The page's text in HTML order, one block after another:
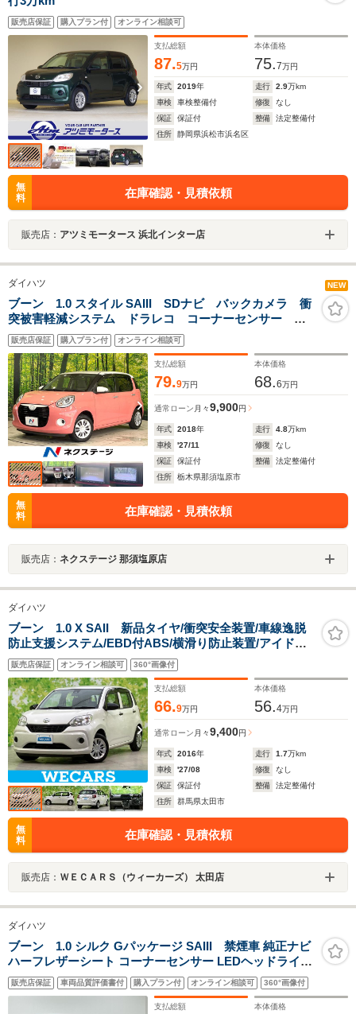
販売店保証 購入プラン付 オンライン相談可
支払総額
87.5万円
本体価格
75.7万円
年式 2019年 走行 2.9万km
車検
車検整備付 修復
なし
保証
保証付 整備
法定整備付
住所
静岡県浜松市浜名区
無
料
在庫確認・見積依頼
販売店： アツミモータース 浜北インター店
ダイハツ NEW
ブーン 1.0 スタイル SAIII SDナビ バックカメラ 衝
突被害軽減システム ドラレコ コーナーセンサー ス
マートキー LEDヘッド オートハイビーム オートラ
イト オートエアコン Bluetooth CD 地デジ
販売店保証 購入プラン付 オンライン相談可
支払総額
79.9万円
本体価格
68.6万円
通常ローン 月々9,900円
年式 2018年 走行 4.8万km
車検
'27/11 修復
なし
保証
保証付 整備
法定整備付
住所
栃木県那須塩原市
無
料
在庫確認・見積依頼
販売店： ネクステージ 那須塩原店
ダイハツ
ブーン 1.0 X SAII 新品タイヤ/衝突安全装置/車線逸脱
防止支援システム/EBD付ABS/横滑り防止装置/アイドリ
ングストップ/エアバッグ 運転席/エアバッグ 助手席/パワ
ーウインドウ/キーレスエントリー
販売店保証 オンライン相談可 360°画像付
支払総額
66.9万円
本体価格
56.4万円
通常ローン 月々9,400円
年式 2016年 走行 1.7万km
車検
'27/08 修復
なし
保証
保証付 整備
法定整備付
住所
群馬県太田市
無
料
在庫確認・見積依頼
販売店： ＷＥＣＡＲＳ（ウィーカーズ） 太田店
ダイハツ
ブーン 1.0 シルク Gパッケージ SAIII 禁煙車 純正ナビ
ハーフレザーシート コーナーセンサー LEDヘッドライト
純正ドラレコ 衝突被害軽減装置 横滑り防止装置 車線逸脱
警報 オートハイビーム フォグランプ 純正15インチアルミ
販売店保証 車両品質評価書付 購入プラン付 オンライン相談可 360°画像付
支払総額 本体価格